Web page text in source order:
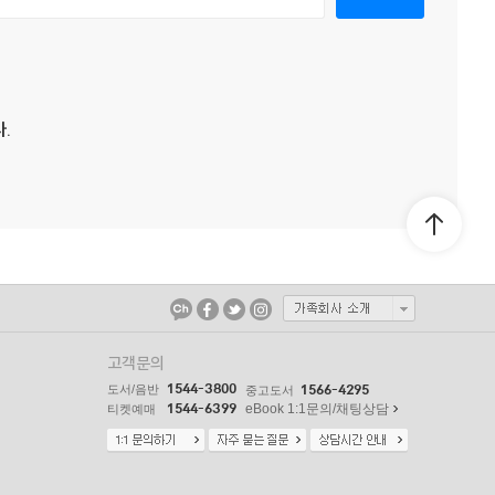
.
고객문의
도서/음반 1544-3800 중고도서 1566-4295
티켓예매 1544-6399 eBook 1:1문의/채팅상담